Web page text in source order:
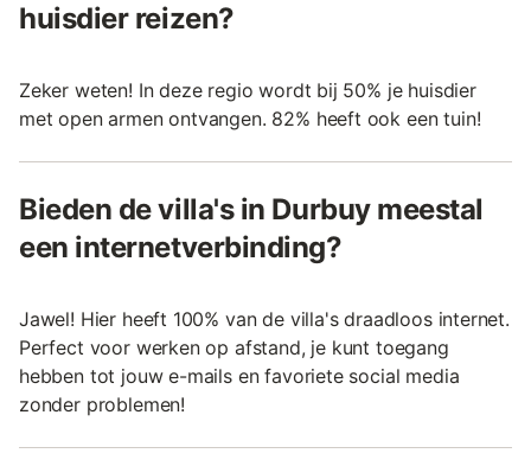
huisdier reizen?
Zeker weten! In deze regio wordt bij 50% je huisdier
met open armen ontvangen. 82% heeft ook een tuin!
Bieden de villa's in Durbuy meestal
een internetverbinding?
Jawel! Hier heeft 100% van de villa's draadloos internet.
Perfect voor werken op afstand, je kunt toegang
hebben tot jouw e-mails en favoriete social media
zonder problemen!